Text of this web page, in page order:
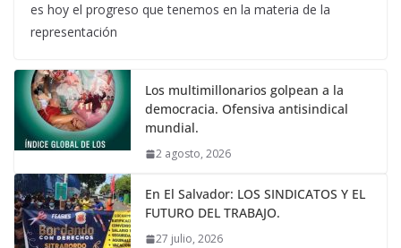
es hoy el progreso que tenemos en la materia de la
representación
Los multimillonarios golpean a la
democracia. Ofensiva antisindical
mundial.
2 agosto, 2026
En El Salvador: LOS SINDICATOS Y EL
FUTURO DEL TRABAJO.
27 julio, 2026